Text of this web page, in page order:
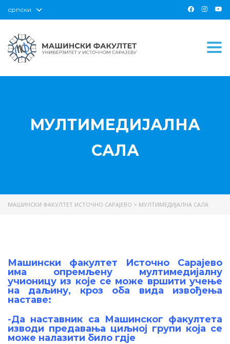
српски
МУЛТИМЕДИЈАЛНА
САЛА
МАШИНСКИ ФАКУЛТЕТ ИСТОЧНО САРАЈЕВО > МУЛТИМЕДИЈАЛНА САЛА
Машински факултет Источно Сарајево
има опремљену мултимедијалну
учионицу из које се може вршити учење
на даљину, кроз оба вида извођења
наставе:
-Да наставник са Машинског факултета
изводи предавања циљној групи која се
може налазити било гдје